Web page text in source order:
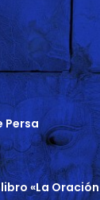
Persa
«La